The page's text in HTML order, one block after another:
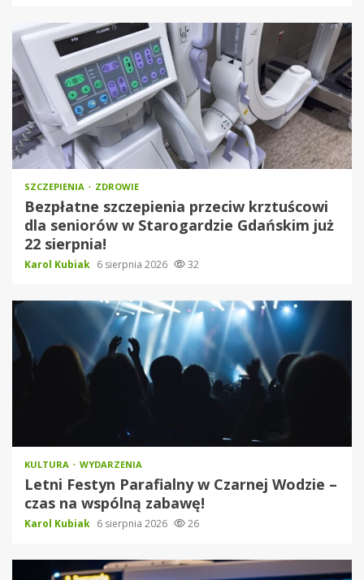
SZCZEPIENIA ZDROWIE
Bezpłatne szczepienia przeciw krztuścowi
dla seniorów w Starogardzie Gdańskim już
22 sierpnia!
Karol Kubiak 6 sierpnia 2026 32
KULTURA WYDARZENIA
Letni Festyn Parafialny w Czarnej Wodzie –
czas na wspólną zabawę!
Karol Kubiak 6 sierpnia 2026 26